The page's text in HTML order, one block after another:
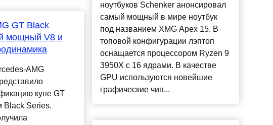
GT Black
мощный V8 и
AMG
купе GT
Black Series.
ноутбуков Schenker анонсировал
самый мощный в мире ноутбук
под названием XMG Apex 15. В
топовой конфигурации лэптоп
оснащается процессором Ryzen 9
3950X с 16 ядрами. В качестве
GPU используются новейшие
графические чип...